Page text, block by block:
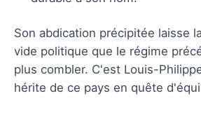
Son abdication précipitée laisse
vide politique que le régime
plus combler. C'est Louis-
hérite de ce pays en quête